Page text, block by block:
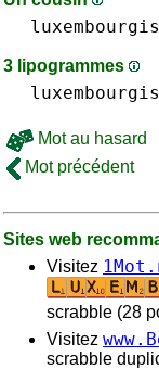
luxembourgis
3 lipogrammes
Mot au hasard
Mot précédent
Sites web
Visitez
scrabble (28
Visitez
scrabble